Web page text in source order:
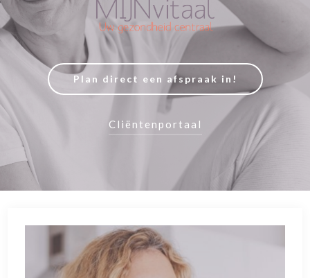
Plan direct een afspraak in!
Cliëntenportaal